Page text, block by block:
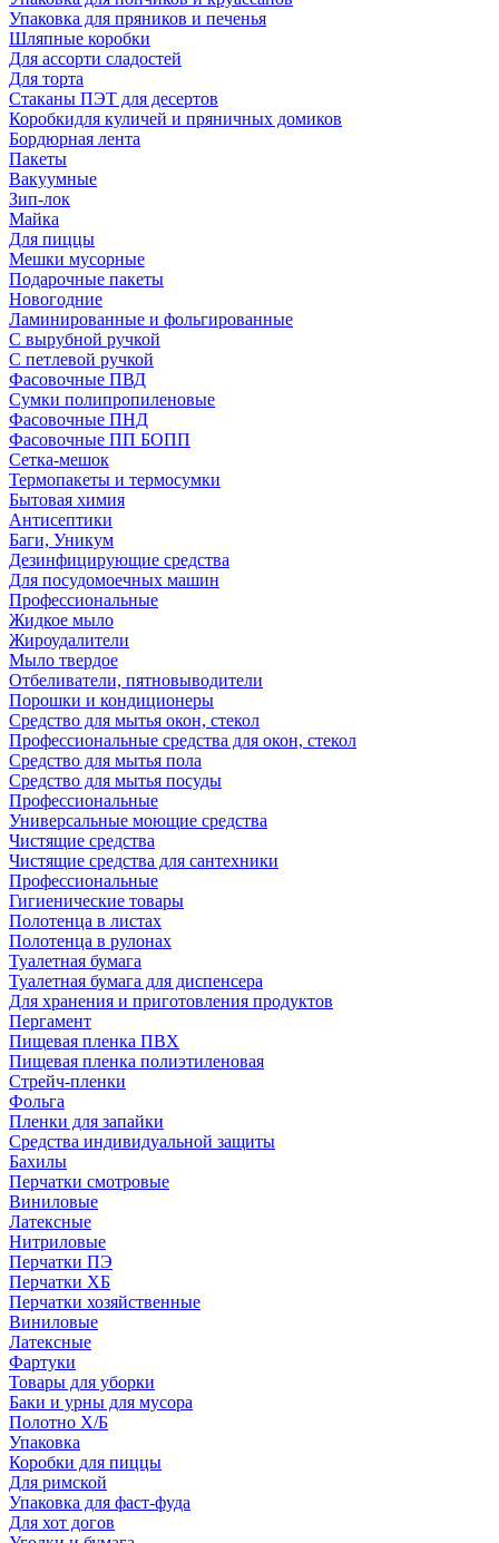
Упаковка для пряников и печенья
Шляпные коробки
Для ассорти сладостей
Для торта
Стаканы ПЭТ для десертов
Коробкидля куличей и пряничных домиков
Бордюрная лента
Пакеты
Вакуумные
Зип-лок
Майка
Для пиццы
Мешки мусорные
Подарочные пакеты
Новогодние
Ламинированные и фольгированные
С вырубной ручкой
С петлевой ручкой
Фасовочные ПВД
Сумки полипропиленовые
Фасовочные ПНД
Фасовочные ПП БОПП
Сетка-мешок
Термопакеты и термосумки
Бытовая химия
Антисептики
Баги, Уникум
Дезинфицирующие средства
Для посудомоечных машин
Профессиональные
Жидкое мыло
Жироудалители
Мыло твердое
Отбеливатели, пятновыводители
Порошки и кондиционеры
Средство для мытья окон, стекол
Профессиональные средства для окон, стекол
Средство для мытья пола
Средство для мытья посуды
Профессиональные
Универсальные моющие средства
Чистящие средства
Чистящие средства для сантехники
Профессиональные
Гигиенические товары
Полотенца в листах
Полотенца в рулонах
Туалетная бумага
Туалетная бумага для диспенсера
Для хранения и приготовления продуктов
Пергамент
Пищевая пленка ПВХ
Пищевая пленка полиэтиленовая
Стрейч-пленки
Фольга
Пленки для запайки
Средства индивидуальной защиты
Бахилы
Перчатки смотровые
Виниловые
Латексные
Нитриловые
Перчатки ПЭ
Перчатки ХБ
Перчатки хозяйственные
Виниловые
Латексные
Фартуки
Товары для уборки
Баки и урны для мусора
Полотно Х/Б
Упаковка
Коробки для пиццы
Для римской
Упаковка для фаст-фуда
Для хот догов